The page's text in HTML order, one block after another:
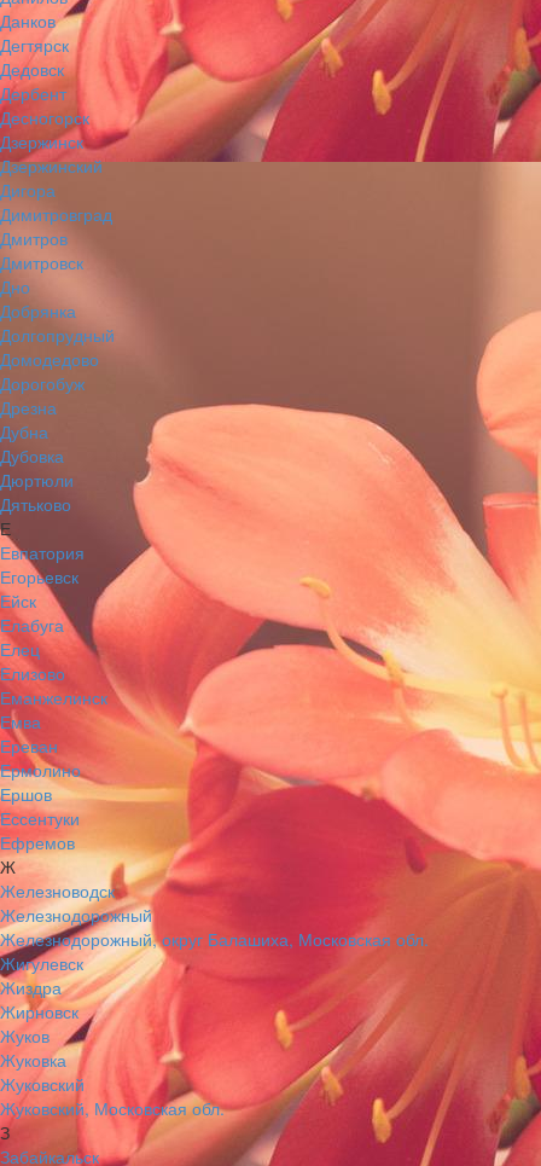
Данков
Дегтярск
Дедовск
Дербент
Десногорск
Дзержинск
Дзержинский
Дигора
Димитровград
Дмитров
Дмитровск
Дно
Добрянка
Долгопрудный
Домодедово
Дорогобуж
Дрезна
Дубна
Дубовка
Дюртюли
Дятьково
Е
Евпатория
Егорьевск
Ейск
Елабуга
Елец
Елизово
Еманжелинск
Емва
Ереван
Ермолино
Ершов
Ессентуки
Ефремов
Ж
Железноводск
Железнодорожный
Железнодорожный, округ Балашиха, Московская обл.
Жигулевск
Жиздра
Жирновск
Жуков
Жуковка
Жуковский
Жуковский, Московская обл.
З
Забайкальск